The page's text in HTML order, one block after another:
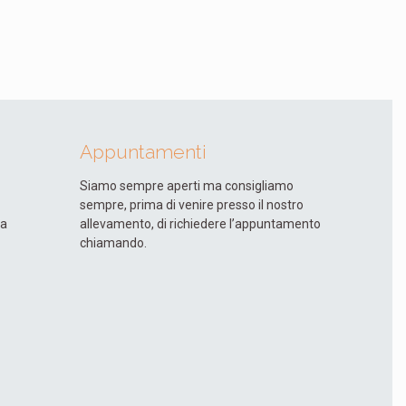
Appuntamenti
Siamo sempre aperti ma consigliamo
sempre, prima di venire presso il nostro
allevamento, di richiedere l’appuntamento
chiamando.